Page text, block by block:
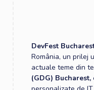
DevFest
România, un prilej
actuale teme din
(GDG)